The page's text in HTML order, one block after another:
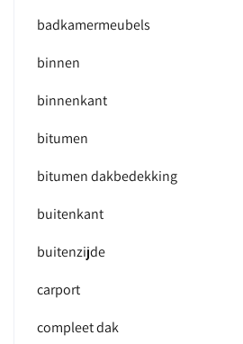
badkamermeubels
binnen
binnenkant
bitumen
bitumen dakbedekking
buitenkant
buitenzijde
carport
compleet dak